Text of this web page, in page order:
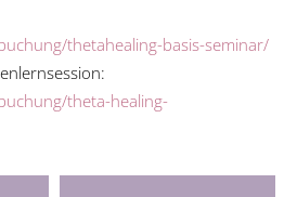
thetahealing-basis-seminar/
theta-healing-